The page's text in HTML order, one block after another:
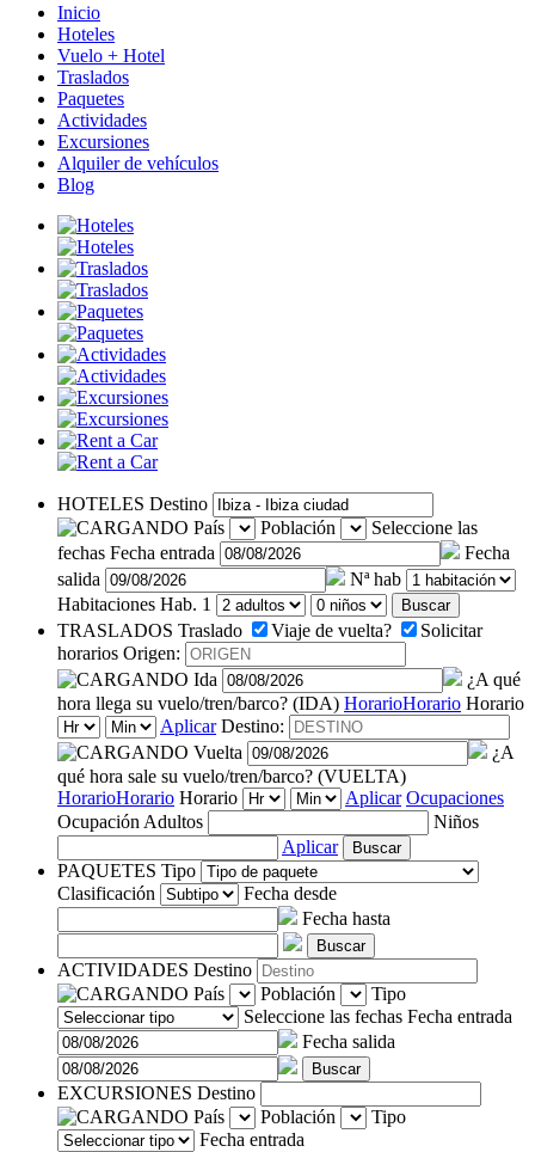
Inicio
Hoteles
Vuelo + Hotel
Traslados
Paquetes
Actividades
Excursiones
Alquiler de vehículos
Blog
HOTELES Destino
País
Población
Seleccione las
fechas Fecha entrada
Fecha
salida
Nª hab
Habitaciones Hab. 1 Buscar
TRASLADOS Traslado Viaje de vuelta?
Solicitar
horarios Origen:
Ida
¿A qué
hora llega su vuelo/tren/barco? (IDA) HorarioHorario Horario
Aplicar Destino:
Vuelta
¿A
qué hora sale su vuelo/tren/barco? (VUELTA)
HorarioHorario Horario Aplicar Ocupaciones
Ocupación Adultos
Niños
Aplicar
Buscar
PAQUETES Tipo
Clasificación
Fecha desde
Fecha hasta
Buscar
ACTIVIDADES Destino
País
Población
Tipo
Seleccione las fechas Fecha entrada
Fecha salida
Buscar
EXCURSIONES Destino
País
Población
Tipo
Fecha entrada